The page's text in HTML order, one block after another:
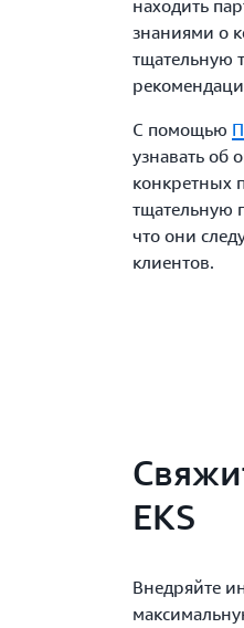
находить
знаниями о
тщательную
С помощью
узнавать об
конкретных
тщательную
что они
клиентов.
EKS
Внедряйте